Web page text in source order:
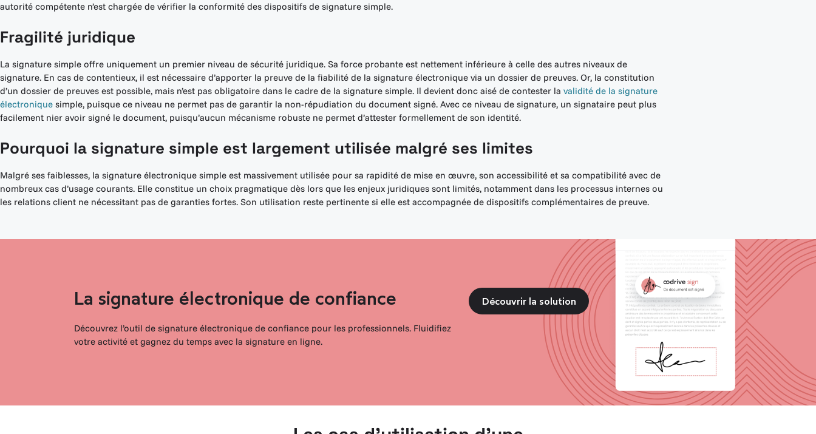
autorité compétente n’est chargée de vérifier la conformité des dispositifs de signature simple.
Fragilité juridique
La signature simple offre uniquement un premier niveau de sécurité juridique. Sa force probante est nettement inférieure à celle des autres niveaux de
signature. En cas de contentieux, il est nécessaire d’apporter la preuve de la fiabilité de la signature électronique via un dossier de preuves. Or, la constitution
d’un dossier de preuves est possible, mais n’est pas obligatoire dans le cadre de la signature simple. Il devient donc aisé de contester la validité de la signature
électronique simple, puisque ce niveau ne permet pas de garantir la non-répudiation du document signé. Avec ce niveau de signature, un signataire peut plus
facilement nier avoir signé le document, puisqu’aucun mécanisme robuste ne permet d’attester formellement de son identité.
Pourquoi la signature simple est largement utilisée malgré ses limites
Malgré ses faiblesses, la signature électronique simple est massivement utilisée pour sa rapidité de mise en œuvre, son accessibilité et sa compatibilité avec de
nombreux cas d’usage courants. Elle constitue un choix pragmatique dès lors que les enjeux juridiques sont limités, notamment dans les processus internes ou
les relations client ne nécessitant pas de garanties fortes. Son utilisation reste pertinente si elle est accompagnée de dispositifs complémentaires de preuve.
La signature électronique de confiance
Découvrez l’outil de signature électronique de confiance pour les professionnels. Fluidifiez
votre activité et gagnez du temps avec la signature en ligne.
Découvrir la solution